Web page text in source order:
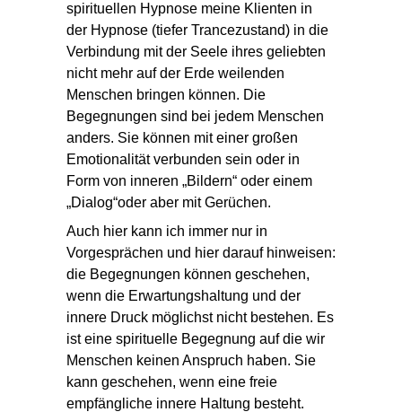
spirituellen Hypnose meine Klienten in
der Hypnose (tiefer Trancezustand) in die
Verbindung mit der Seele ihres geliebten
nicht mehr auf der Erde weilenden
Menschen bringen können. Die
Begegnungen sind bei jedem Menschen
anders. Sie können mit einer großen
Emotionalität verbunden sein oder in
Form von inneren „Bildern“ oder einem
„Dialog“oder aber mit Gerüchen.
Auch hier kann ich immer nur in
Vorgesprächen und hier darauf hinweisen:
die Begegnungen können geschehen,
wenn die Erwartungshaltung und der
innere Druck möglichst nicht bestehen. Es
ist eine spirituelle Begegnung auf die wir
Menschen keinen Anspruch haben. Sie
kann geschehen, wenn eine freie
empfängliche innere Haltung besteht.